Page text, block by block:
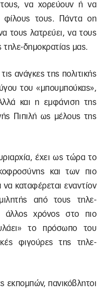
να χορεύουν ή να
φίλους τους. Πάντα on
τους λατρεύει, να τους
τηλε-δημοκρατίας μας.
ανάγκες της πολιτικής
του «μπουμπούκας»,
και η εμφάνιση της
Πιπιλή ως μέλους της
έχει ως τώρα το
και των πιο
καταφέρεται εναντίον
από τους τηλε-
άλλος χρόνος στο πιο
το πρόσωπο του
φιγούρες της τηλε-
εκπομπών, πανικόβλητοι